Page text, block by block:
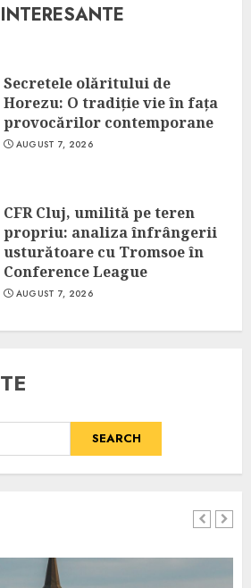
Secretele olăritului de
Horezu: O tradiție vie în fața
provocărilor contemporane
AUGUST 7, 2026
CFR Cluj, umilită pe teren
propriu: analiza înfrângerii
usturătoare cu Tromsoe în
Conference League
AUGUST 7, 2026
SEARCH